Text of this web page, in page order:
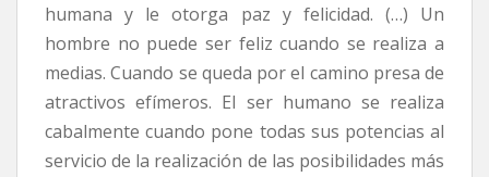
humana y le otorga paz y felicidad. (…) Un
hombre no puede ser feliz cuando se realiza a
medias. Cuando se queda por el camino presa de
atractivos efímeros. El ser humano se realiza
cabalmente cuando pone todas sus potencias al
servicio de la realización de las posibilidades más